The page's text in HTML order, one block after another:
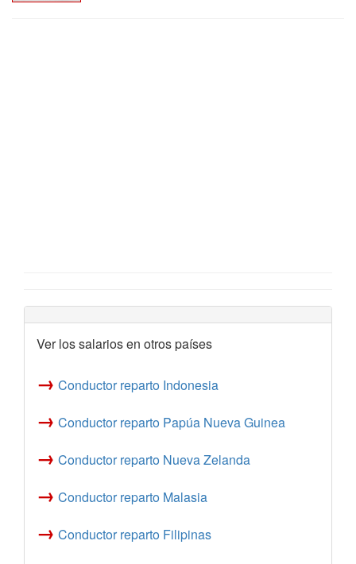
Ver los salarios en otros países
→ Conductor reparto Indonesia
→ Conductor reparto Papúa Nueva Guinea
→ Conductor reparto Nueva Zelanda
→ Conductor reparto Malasia
→ Conductor reparto Filipinas